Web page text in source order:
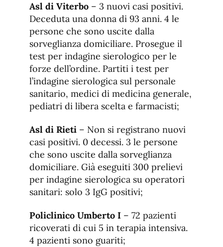
Asl di Viterbo – 3 nuovi casi positivi.
Deceduta una donna di 93 anni. 4 le
persone che sono uscite dalla
sorveglianza domiciliare. Prosegue il
test per indagine sierologico per le
forze dell’ordine. Partiti i test per
l’indagine sierologica sul personale
sanitario, medici di medicina generale,
pediatri di libera scelta e farmacisti;
Asl di Rieti – Non si registrano nuovi
casi positivi. 0 decessi. 3 le persone
che sono uscite dalla sorveglianza
domiciliare. Già eseguiti 300 prelievi
per indagine sierologica su operatori
sanitari: solo 3 IgG positivi;
Policlinico Umberto I – 72 pazienti
ricoverati di cui 5 in terapia intensiva.
4 pazienti sono guariti;